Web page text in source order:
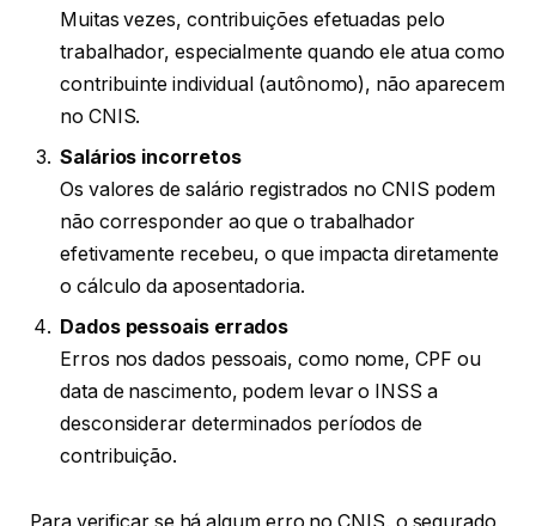
Muitas vezes, contribuições efetuadas pelo
trabalhador, especialmente quando ele atua como
contribuinte individual (autônomo), não aparecem
no CNIS.
Salários incorretos
Os valores de salário registrados no CNIS podem
não corresponder ao que o trabalhador
efetivamente recebeu, o que impacta diretamente
o cálculo da aposentadoria.
Dados pessoais errados
Erros nos dados pessoais, como nome, CPF ou
data de nascimento, podem levar o INSS a
desconsiderar determinados períodos de
contribuição.